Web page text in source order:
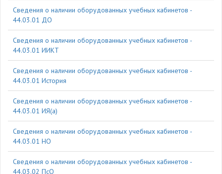
Cведения о наличии оборудованных учебных кабинетов -
44.03.01 ДО
Cведения о наличии оборудованных учебных кабинетов -
44.03.01 ИИКТ
Cведения о наличии оборудованных учебных кабинетов -
44.03.01 История
Cведения о наличии оборудованных учебных кабинетов -
44.03.01 ИЯ(а)
Cведения о наличии оборудованных учебных кабинетов -
44.03.01 НО
Cведения о наличии оборудованных учебных кабинетов -
44.03.02 ПсО